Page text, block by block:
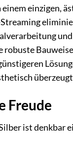
einzigen,
Freude
ist denkbar